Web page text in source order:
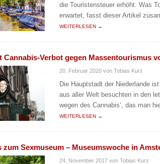
die Touristensteuer erhöht. Was
erwartet, fasst dieser Artikel
WEITERLESEN →
Cannabis-Verbot gegen Massentourismus
20. Februar 2020 von Tobias Kurz
Die Hauptstadt der Niederlande
aus aller Welt besuchten in den
wegen des Cannabis‘, das man
WEITERLESEN →
zum Sexmuseum – Museumswoche in
24. November 2017 von Tobias Kurz